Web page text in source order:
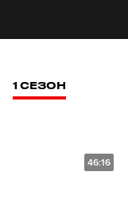
1 СЕЗОН
46:16